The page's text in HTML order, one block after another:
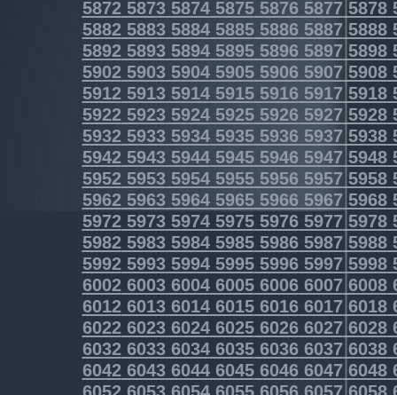
5872587358745875587658775878
5882588358845885588658875888
5892589358945895589658975898
5902590359045905590659075908
5912591359145915591659175918
5922592359245925592659275928
593259335934593559365937 5938
5942594359445945594659475948
595259535954595559565957 5958
596259635964596559665967 5968
5972597359745975597659775978
5982598359845985598659875988
5992599359945995599659975998
6002600360046005600660076008
6012601360146015601660176018
6022602360246025602660276028
6032603360346035603660376038
6042604360446045604660476048